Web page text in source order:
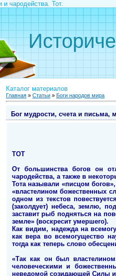
и чародейства. Тот.
Каталог материалов
Главная » Статьи » Боги народов мира
Бог мудрости, счета и письма,
ТОТ
От большинства богов он
чародейства, а также в
Тота называли «писцом
«властелином божественных
одном из текстов
(заколдует) небеса, землю,
заставит рыб подняться на
земле» (воскресит умершего).
Как видим, надежда на
как вера во всемогущество
тогда как теперь слово
«Так как он был
человеческими и
неведомой созидающей Силы и